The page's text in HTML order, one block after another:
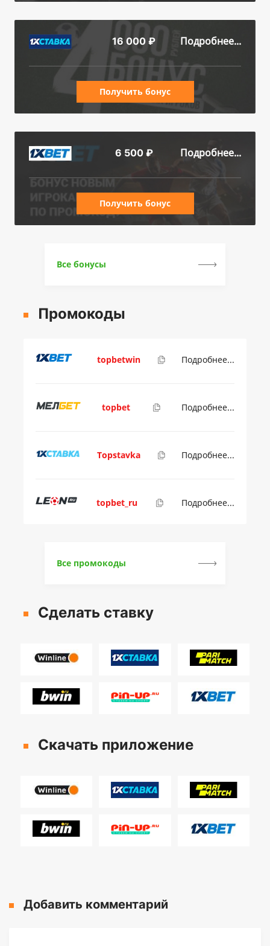
16 000 ₽ Подробнее...
Получить бонус
6 500 ₽ Подробнее...
Получить бонус
Все бонусы
Промокоды
topbetwin Подробнее...
topbet Подробнее...
Topstavka Подробнее...
topbet_ru Подробнее...
Все промокоды
Сделать ставку
Скачать приложение
Добавить комментарий